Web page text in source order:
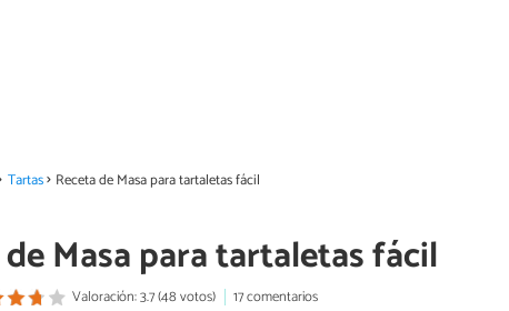
Tartas Receta de Masa para tartaletas fácil
Masa para tartaletas fácil
Valoración: 3.7 (48 votos)
17 comentarios